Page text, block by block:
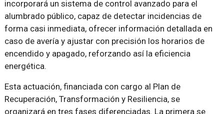
incorporará un sistema de control avanzado para el
alumbrado público, capaz de detectar incidencias de
forma casi inmediata, ofrecer información detallada en
caso de avería y ajustar con precisión los horarios de
encendido y apagado, reforzando así la eficiencia
energética.
Esta actuación, financiada con cargo al Plan de
Recuperación, Transformación y Resiliencia, se
organizará en tres fases diferenciadas. La primera se